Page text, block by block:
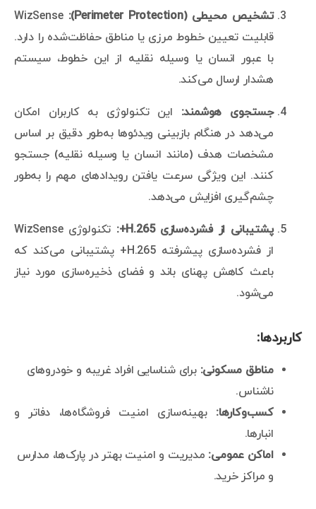
تشخیص محیطی (Perimeter Protection):
WizSense
قابلیت تعیین خطوط مرزی یا مناطق حفاظت‌شده را دارد.
با عبور انسان یا وسیله نقلیه از این خطوط، سیستم
هشدار ارسال می‌کند.
جستجوی هوشمند: این تکنولوژی به کاربران امکان
می‌دهد در هنگام بازبینی ویدئوها به‌طور دقیق بر اساس
مشخصات هدف (مانند انسان یا وسیله نقلیه) جستجو
کنند. این ویژگی سرعت یافتن رویدادهای مهم را به‌طور
چشم‌گیری افزایش می‌دهد.
پشتیبانی از فشرده‌سازی H.265+:
تکنولوژی WizSense
از فشرده‌سازی پیشرفته H.265+ پشتیبانی می‌کند که
باعث کاهش پهنای باند و فضای ذخیره‌سازی مورد نیاز
می‌شود.
کاربردها:
مناطق مسکونی: برای شناسایی افراد غریبه و خودروهای
ناشناس.
کسب‌وکارها: بهینه‌سازی امنیت فروشگاه‌ها، دفاتر و
انبارها.
اماکن عمومی: مدیریت و امنیت بهتر در پارک‌ها، مدارس
و مراکز خرید.